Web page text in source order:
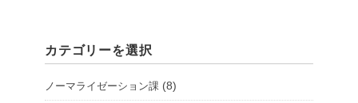
ョ
ル
カテゴリーを選択
ノーマライゼーション課 (8)